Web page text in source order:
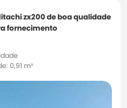
zx200 de boa qualidade
fornecimento
0,91 m³